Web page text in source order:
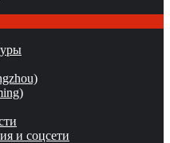
и соцсети